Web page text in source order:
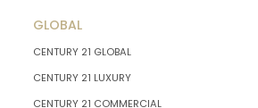
GLOBAL
CENTURY 21 GLOBAL
CENTURY 21 LUXURY
CENTURY 21 COMMERCIAL